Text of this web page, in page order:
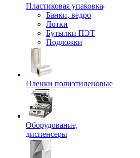
Пластиковая упаковка
Банки, ведро
Лотки
Бутылки ПЭТ
Подложки
Пленки полиэтиленовые
Оборудование,
диспенсеры